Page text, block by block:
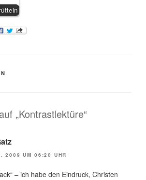
„Kontrastlektüre“
2009 UM 06:20 UHR
– ich habe den Eindruck, Christen